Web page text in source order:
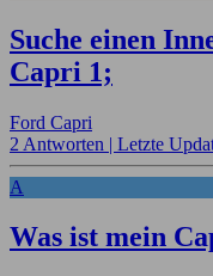
Suche einen
Capri 1;
Ford Capri
2 Antworten | Letzte
A
Was ist mein